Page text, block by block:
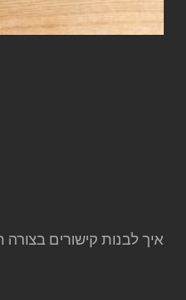
איך לבנות קישורים בצורה